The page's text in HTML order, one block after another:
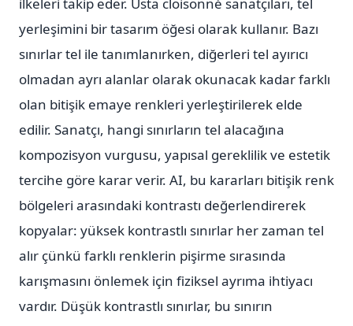
yerleşimini bir tasarım öğesi olarak kullanır. Bazı
sınırlar tel ile tanımlanırken, diğerleri tel ayırıcı
olmadan ayrı alanlar olarak okunacak kadar farklı
olan bitişik emaye renkleri yerleştirilerek elde
edilir. Sanatçı, hangi sınırların tel alacağına
kompozisyon vurgusu, yapısal gereklilik ve estetik
tercihe göre karar verir. AI, bu kararları bitişik renk
bölgeleri arasındaki kontrastı değerlendirerek
kopyalar: yüksek kontrastlı sınırlar her zaman tel
alır çünkü farklı renklerin pişirme sırasında
karışmasını önlemek için fiziksel ayrıma ihtiyacı
vardır. Düşük kontrastlı sınırlar, bu sınırın